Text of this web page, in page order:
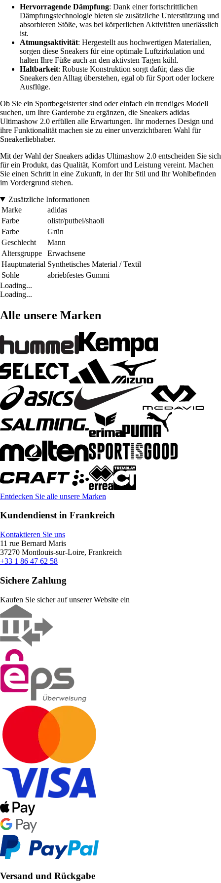
Hervorragende Dämpfung: Dank einer fortschrittlichen
Dämpfungstechnologie bieten sie zusätzliche Unterstützung und
absorbieren Stöße, was bei körperlichen Aktivitäten unerlässlich
ist.
Atmungsaktivität: Hergestellt aus hochwertigen Materialien,
sorgen diese Sneakers für eine optimale Luftzirkulation und
halten Ihre Füße auch an den aktivsten Tagen kühl.
Haltbarkeit: Robuste Konstruktion sorgt dafür, dass die
Sneakers den Alltag überstehen, egal ob für Sport oder lockere
Ausflüge.
Ob Sie ein Sportbegeisterter sind oder einfach ein trendiges Modell
suchen, um Ihre Garderobe zu ergänzen, die Sneakers adidas
Ultimashow 2.0 erfüllen alle Erwartungen. Ihr modernes Design und
ihre Funktionalität machen sie zu einer unverzichtbaren Wahl für
Sneakerliebhaber.
Mit der Wahl der Sneakers adidas Ultimashow 2.0 entscheiden Sie sich
für ein Produkt, das Qualität, Komfort und Leistung vereint. Machen
Sie einen Schritt in eine Zukunft, in der Ihr Stil und Ihr Wohlbefinden
im Vordergrund stehen.
Zusätzliche Informationen
Marke
adidas
Farbe
olistr/putbei/shaoli
Farbe
Grün
Geschlecht
Mann
Altersgruppe
Erwachsene
Hauptmaterial Synthetisches Material / Textil
Sohle
abriebfestes Gummi
Loading...
Loading...
Alle unsere Marken
Entdecken Sie alle unsere Marken
Kundendienst in Frankreich
Kontaktieren Sie uns
11 rue Bernard Maris
37270 Montlouis-sur-Loire, Frankreich
+33 1 86 47 62 58
Sichere Zahlung
Kaufen Sie sicher auf unserer Website ein
Versand und Rückgabe